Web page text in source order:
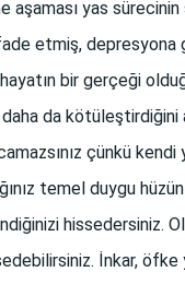
aşaması yas
etmiş, depresyona
hayatın bir gerçeği
da kötüleştirdiğini
çünkü
temel duygu
hissedersiniz.
İnkar, öfke